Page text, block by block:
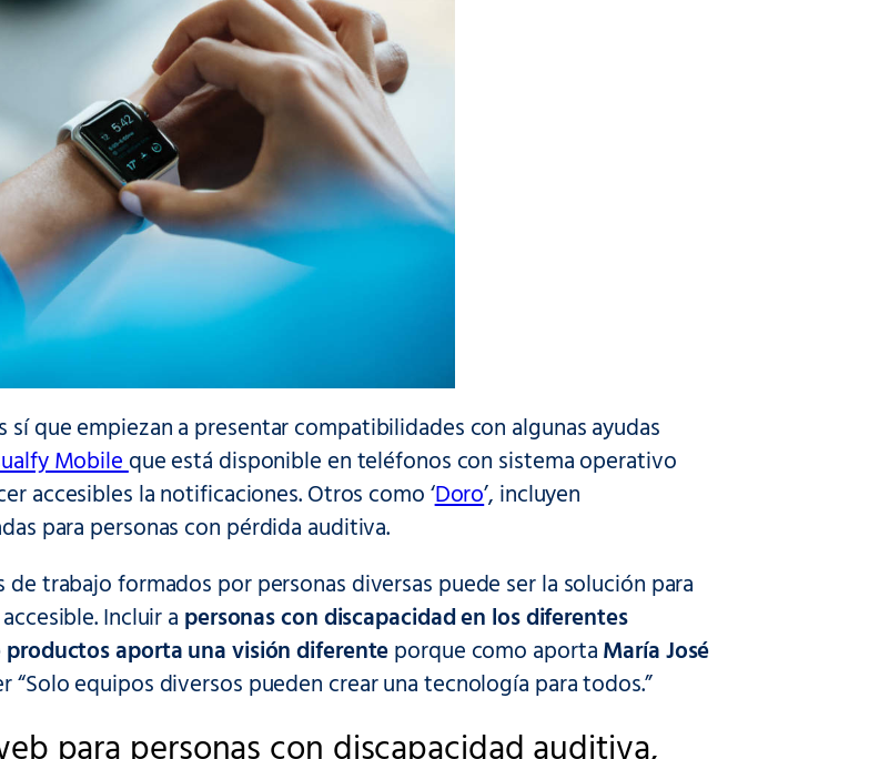
que empiezan a presentar compatibilidades con algunas ayudas
Mobileque está disponible en teléfonos con sistema operativo
accesibles la notificaciones. Otros como ‘Doro’, incluyen
para personas con pérdida auditiva.
trabajo formados por personas diversas puede ser la solución para
Incluir apersonas con discapacidad en los diferentes
productos aporta una visión diferenteporque como aportaMaría José
“Solo equipos diversos pueden crear una tecnología para todos.”